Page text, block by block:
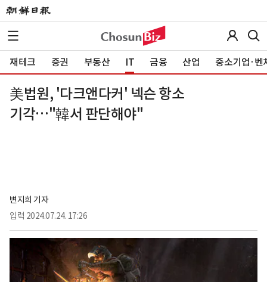
재테크 증권 부동산 IT 금융 산업 중소기업·벤
美법원, '다크앤다커' 넥슨 항소
기각…"韓서 판단해야"
변지희 기자
입력 2024.07.24. 17:26